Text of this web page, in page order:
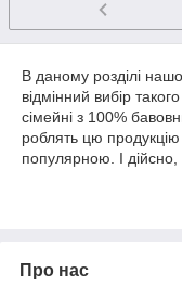
В даному розділі
відмінний вибір
сімейні з 100%
роблять цю
популярною. І дійсно,
тканина може бути,
Зверніть увагу, що ми
продукцію.
Про нас